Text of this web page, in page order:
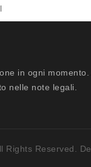
in ogni momento.
nelle note legali.
Rights Reserved.